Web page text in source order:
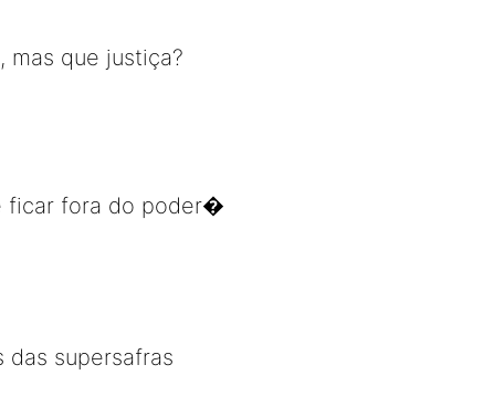
que justiça?
ficar fora do poder�
das supersafras